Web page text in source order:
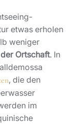
etwas erholen
weniger
Ortschaft. In
, die den
im